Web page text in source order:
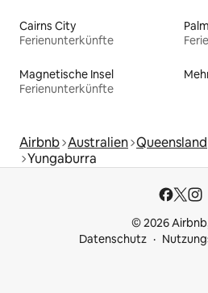
Cairns City
Ferienunterkünfte
Magnetische Insel
Ferienunterkünfte
Airbnb Australien Queensland
Yungaburra
© 2026
Datenschutz